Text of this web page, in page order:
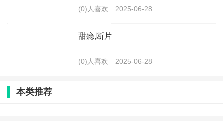
(0)人喜欢 2025-06-28
甜瘾,断片
(0)人喜欢 2025-06-28
本类推荐